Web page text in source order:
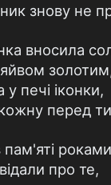
знову не
вносила
печі іконки,
перед
пам'яті
про те,